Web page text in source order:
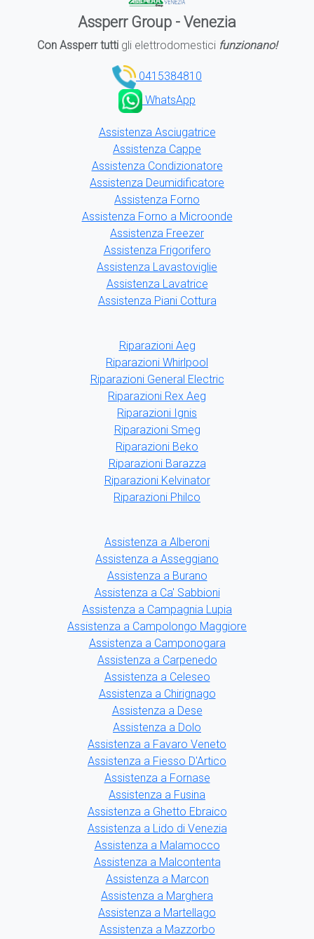
Assperr Group - Venezia
Con Assperr tuttigli elettrodomestici funzionano!
0415384810
WhatsApp
Assistenza Asciugatrice
Assistenza Cappe
Assistenza Condizionatore
Assistenza Deumidificatore
Assistenza Forno
Assistenza Forno a Microonde
Assistenza Freezer
Assistenza Frigorifero
Assistenza Lavastoviglie
Assistenza Lavatrice
Assistenza Piani Cottura
Riparazioni Aeg
Riparazioni Whirlpool
Riparazioni General Electric
Riparazioni Rex Aeg
Riparazioni Ignis
Riparazioni Smeg
Riparazioni Beko
Riparazioni Barazza
Riparazioni Kelvinator
Riparazioni Philco
Assistenza a Alberoni
Assistenza a Asseggiano
Assistenza a Burano
Assistenza a Ca' Sabbioni
Assistenza a Campagnia Lupia
Assistenza a Campolongo Maggiore
Assistenza a Camponogara
Assistenza a Carpenedo
Assistenza a Celeseo
Assistenza a Chirignago
Assistenza a Dese
Assistenza a Dolo
Assistenza a Favaro Veneto
Assistenza a Fiesso D'Artico
Assistenza a Fornase
Assistenza a Fusina
Assistenza a Ghetto Ebraico
Assistenza a Lido di Venezia
Assistenza a Malamocco
Assistenza a Malcontenta
Assistenza a Marcon
Assistenza a Marghera
Assistenza a Martellago
Assistenza a Mazzorbo